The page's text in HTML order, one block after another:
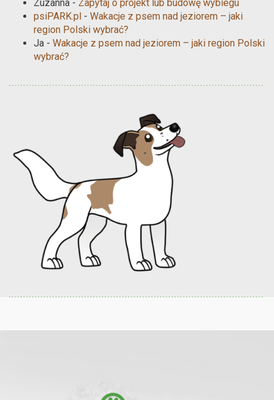
Zuzanna - Zapytaj o projekt lub budowę wybiegu
psiPARK.pl - Wakacje z psem nad jeziorem – jaki
region Polski wybrać?
Ja - Wakacje z psem nad jeziorem – jaki region Polski
wybrać?